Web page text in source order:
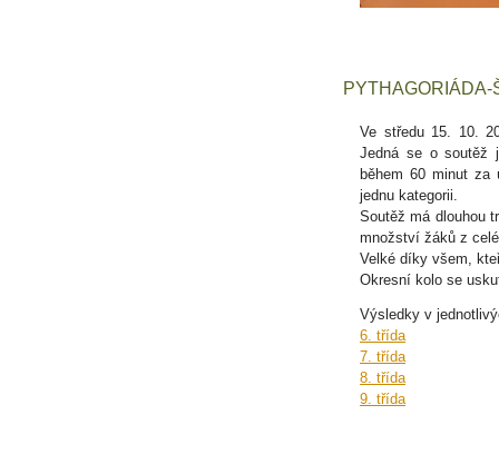
PYTHAGORIÁDA-
Ve středu 15. 10.
Jedná se o soutěž
během 60 minut
jednu kategorii.
Soutěž má dlouhou
množství žáků z
Velké díky všem,
Okresní kolo se
Výsledky v
6. třída
7. třída
8. třída
9. třída